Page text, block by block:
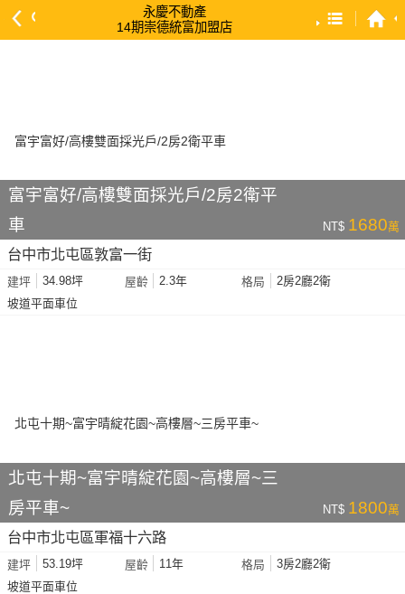
永慶不動產
14期崇德統富加盟店
依降幅 高 → 低
依土地坪數 大 → 小
富宇富好/高樓雙面採光戶/2房2衛平
車
NT$ 1680萬
台中市北屯區敦富一街
建坪 34.98坪 屋齡 2.3年 格局
2房2廳2衛
坡道平面車位
北屯十期~富宇晴綻花園~高樓層~三
房平車~
NT$ 1800萬
台中市北屯區軍福十六路
建坪 53.19坪 屋齡 11年 格局
3房2廳2衛
坡道平面車位